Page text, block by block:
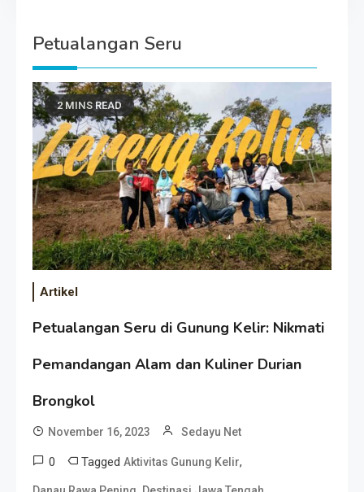
Petualangan Seru
2 MINS READ
Artikel
Petualangan Seru di Gunung Kelir: Nikmati
Pemandangan Alam dan Kuliner Durian
Brongkol
November 16, 2023 Sedayu Net
0 Tagged Aktivitas Gunung Kelir,